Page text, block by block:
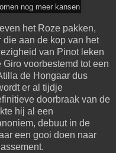
nog meer kansen
het Roze pakken,
die aan de kop van het
van Pinot leken
voorbestemd tot een
de Hongaar dus
er al tijdje
doorbraak van de
hij al een
debuut in de
een gooi doen naar